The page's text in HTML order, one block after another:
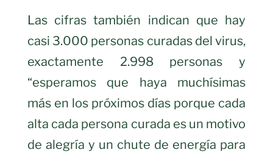
Las cifras también indican que hay
casi 3.000 personas curadas del virus,
exactamente 2.998 personas y
“esperamos que haya muchísimas
más en los próximos días porque cada
alta cada persona curada es un motivo
de alegría y un chute de energía para